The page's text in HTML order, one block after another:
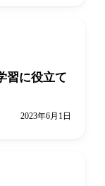
習に役立て
2023年6月1日